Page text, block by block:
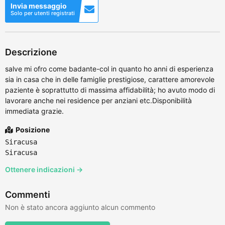
Invia messaggio
Solo per utenti registrati
Descrizione
salve mi ofro come badante-col in quanto ho anni di esperienza
sia in casa che in delle famiglie prestigiose, carattere amorevole
paziente è soprattutto di massima affidabilità; ho avuto modo di
lavorare anche nei residence per anziani etc.Disponibilità
immediata grazie.
Posizione
Siracusa
Siracusa
Ottenere indicazioni →
Commenti
Non è stato ancora aggiunto alcun commento